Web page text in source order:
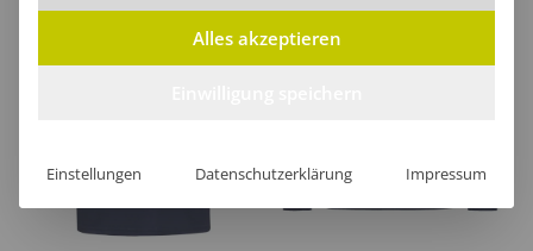
Alles akzeptieren
Einstellungen Datenschutzerklärung Impressum